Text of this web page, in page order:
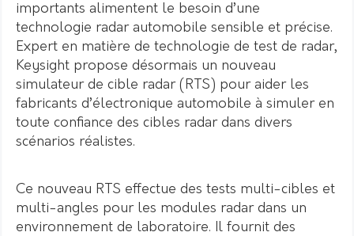
importants alimentent le besoin d’une
technologie radar automobile sensible et précise.
Expert en matière de technologie de test de radar,
Keysight propose désormais un nouveau
simulateur de cible radar (RTS) pour aider les
fabricants d’électronique automobile à simuler en
toute confiance des cibles radar dans divers
scénarios réalistes.
Ce nouveau RTS effectue des tests multi-cibles et
multi-angles pour les modules radar dans un
environnement de laboratoire. Il fournit des